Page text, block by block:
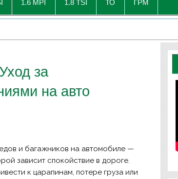
1.6 MPI 1.8 TSI ТО ГРМ
за
на авто
и багажников на автомобиле —
зависит спокойствие в дороге.
к царапинам, потере груза или